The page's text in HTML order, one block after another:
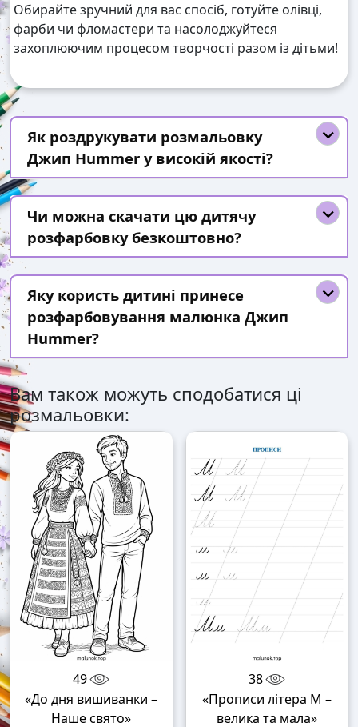
Обирайте зручний для вас спосіб, готуйте олівці,
фарби чи фломастери та насолоджуйтеся
захоплюючим процесом творчості разом із дітьми!
Як роздрукувати розмальовку
Джип Hummer у високій якості?
Чи можна скачати цю дитячу
розфарбовку безкоштовно?
Яку користь дитині принесе
розфарбовування малюнка Джип
Hummer?
Вам також можуть сподобатися ці
розмальовки:
49
«До дня вишиванки –
Наше свято»
38
«Прописи літера М –
велика та мала»